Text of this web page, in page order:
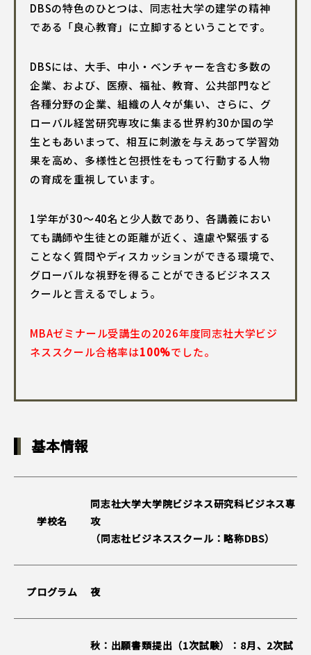
DBSの特色のひとつは、同志社大学の建学の精神
である「良心教育」に立脚するということです。
DBSには、大手、中小・ベンチャーを含む多数の
企業、および、医療、福祉、教育、公共部門など
各種分野の企業、組織の人々が集い、さらに、グ
ローバル経営研究専攻に集まる世界約30か国の学
生ともあいまって、相互に刺激を与えあって学習効
果を高め、多様性と包摂性をもって行動する人物
の育成を重視しています。
1学年が30〜40名と少人数であり、各講義におい
ても講師や生徒との距離が近く、遠慮や緊張する
ことなく質問やディスカッションができる環境で、
グローバルな視野を得ることができるビジネスス
クールと言えるでしょう。
MBAゼミナール受講生の2026年度同志社大学ビジ
ネススクール合格率は100%でした。
基本情報
学校名
同志社大学大学院ビジネス研究科ビジネス専
攻
（同志社ビジネススクール：略称DBS）
プログラム 夜
秋：出願書類提出（1次試験）：8月、2次試